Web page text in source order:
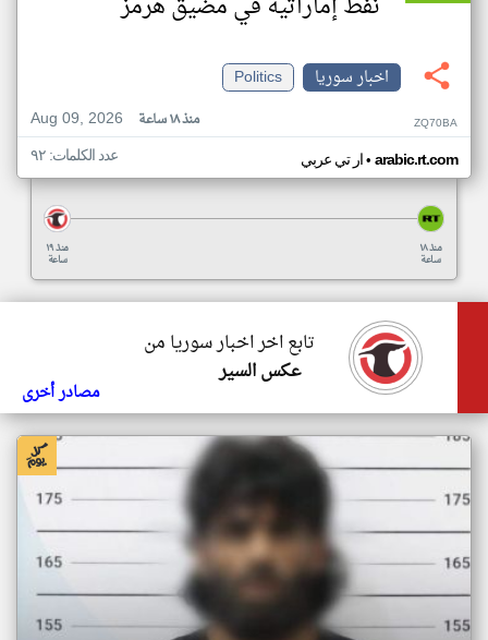
اخبار سوريا
Politics
Aug 09, 2026
منذ ١٨ ساعة ZQ70BA
ار تي عربي• arabic.rt.com عدد الكلمات: ٩٢
منذ ١٩
ساعة
منذ ١٨
ساعة
تابع اخر اخبار سوريا من
عكس السير
مصادر أخرى